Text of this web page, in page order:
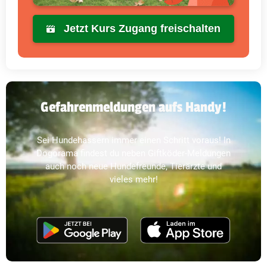
Jetzt Kurs Zugang freischalten
Gefahrenmeldungen aufs Handy!
Sei Hundehassern immer einen Schritt voraus! In
Dogorama findest du neben Giftköder-Meldungen
auch noch neue Hundefreunde, Tierärzte und
vieles mehr!